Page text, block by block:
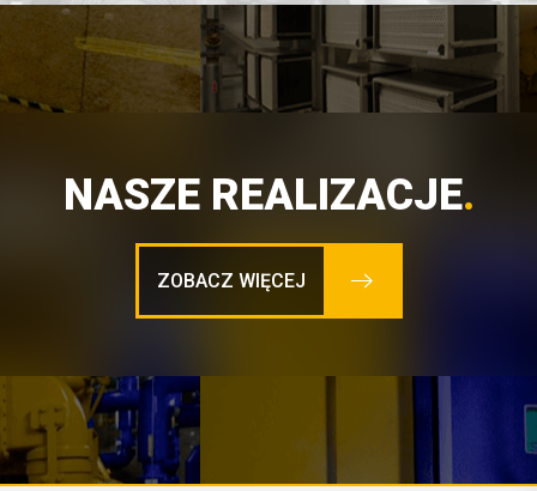
NASZE REALIZACJE.
ZOBACZ WIĘCEJ